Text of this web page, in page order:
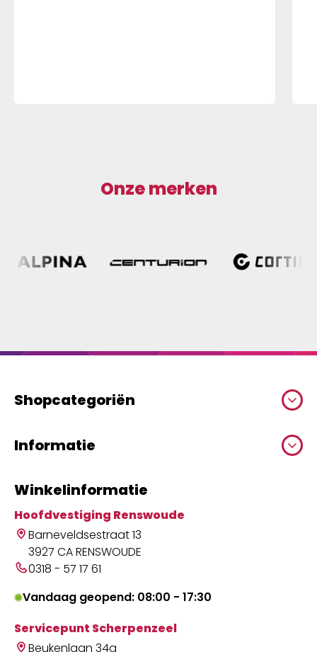
Onze merken
Shopcategoriën
Informatie
Winkelinformatie
Hoofdvestiging Renswoude
Barneveldsestraat 13
3927 CA RENSWOUDE
0318 - 57 17 61
Vandaag geopend: 08:00 - 17:30
Servicepunt Scherpenzeel
Beukenlaan 34a